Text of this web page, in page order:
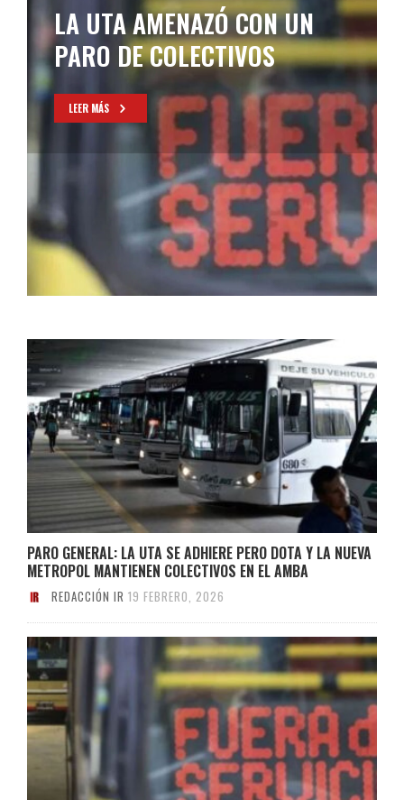
LA UTA DEFINE SI VA AL
PARO POR SALARIOS
LEER MÁS
PARO GENERAL: LA UTA SE ADHIERE PERO DOTA Y LA NUEVA
METROPOL MANTIENEN COLECTIVOS EN EL AMBA
REDACCIÓN IR 19 FEBRERO, 2026